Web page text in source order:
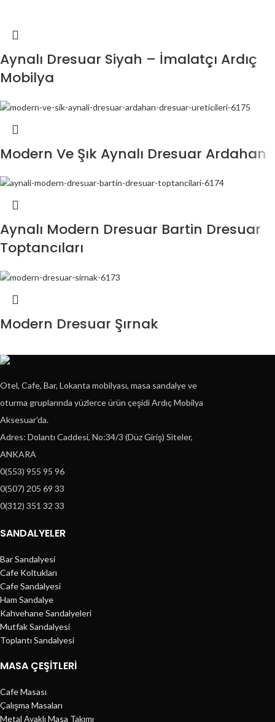
Aynalı Dresuar Siyah – İmalatçı Ardıç
Mobilya
Modern Ve Şık Aynalı Dresuar Ardahan
Aynalı Modern Dresuar Bartin Dresuar
Toptancıları
Modern Dresuar Şırnak
Otel, Cafe, Bar, Lokanta mobilyası, masa sandalye ve
oturma gruplarında yüzlerce ürün çeşidi Ardıç Mobilya
Aksesuar'da.
Adres: Dolantı Caddesi, No:34/3 (Düz Giriş) Siteler,
ANKARA
0(553) 955 95 96
0(507) 205 69 33
0(312) 351 32 33
SANDALYELER
Bar Sandalyesi
Cafe Koltukları
Cafe Sandalyesi
Ham Sandalye
Kahvehane Sandalyeleri
Mutfak Sandalyesi
Toplantı Sandalyesi
MASA ÇEŞİTLERİ
Cafe Masası
Çalışma Masaları
Metal Ayaklı Masa Takımı